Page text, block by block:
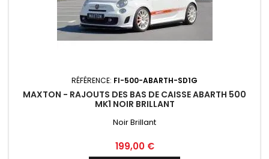
RÉFÉRENCE: FI-500-ABARTH-SD1G
MAXTON - RAJOUTS DES BAS DE CAISSE ABARTH 500
MK1 NOIR BRILLANT
Noir Brillant
Prix
199,00 €